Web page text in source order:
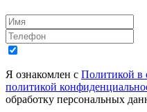
Я ознакомлен с Политикой в
политикой
обработку персональных